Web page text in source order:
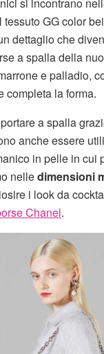
GG color
dettaglio che
a spalla della
e palladio,
completa la forma.
a spalla
anche essere
in pelle in cui
nelledimensioni
i look da
Chanel.